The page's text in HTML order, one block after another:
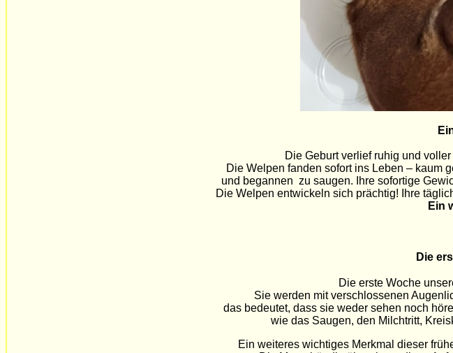
Die Geburt verlief ruhig und
Die Welpen fanden sofort ins Leben – kaum
und begannen zu saugen. Ihre sofortige
Die Welpen entwickeln sich prächtig! Ihre
Ein
Die
Die erste Woche
Sie werden mit verschlossenen
das bedeutet, dass sie weder sehen noch
wie das Saugen, den Milchtritt,
Ein weiteres wichtiges Merkmal dieser